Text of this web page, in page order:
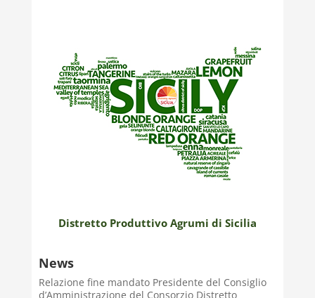
Distretto Produttivo Agrumi di Sicilia
News
Relazione fine mandato Presidente del Consiglio
d’Amministrazione del Consorzio Distretto